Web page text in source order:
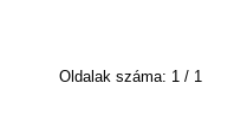
Oldalak száma: 1 / 1